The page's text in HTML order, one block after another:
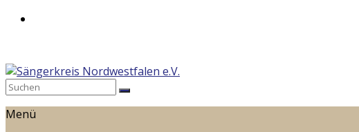
Zum
Sängerkreis
Nordwestfalen
Menü